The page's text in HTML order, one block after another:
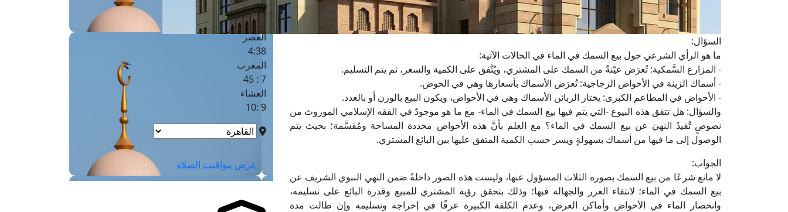
السؤال:
ما هو الرأي الشرعي حول بيع السمك في الماء في الحالات الآتية:
- المزارع السَّمكية: تُعرَض عيّنةٌ من السمك على المشتري، ويُتَّفق على الكمية والسعر، ثم يتم التسليم.
- أسماك الزينة في الأحواض الزجاجية: تُعرَض الأسماك بأسعارها وهي في الحوض.
- الأحواض في المطاعم الكبرى: يختار الزبائن الأسماك وهي في الأحواض، ويكون البيع بالوزن أو بالعدد.
والسؤال: هل تتفق هذه البيوع -التي يتم فيها بيع السمك في الماء- مع ما هو موجودٌ في الفقه الإسلامي الموروث من
نصوصٍ تُفيدُ النهيَ عن بيع السمك في الماء؟ مع العلم بأنَّ هذه الأحواض محددة المساحة ومُقسَّمة؛ بحيث يتم
الوصول إلى ما فيها من أسماك بسهولةٍ ويسر حسب الكمية المتفق عليها بين البائع المشتري.
الجواب:
لا مانع شرعًا من بيع السمك بصوره الثلاث المسؤول عنها، وليست هذه الصور داخلةً ضمن النهي النبوي الشريف عن
بيع السمك في الماء؛ لانتفاء الغرر والجهالة فيها؛ وذلك بتحقق رؤية المشتري للمبيع وقدرة البائع على تسليمه،
وانحصار الماء في الأحواض وأماكن العرض، وعدم الكلفة الكبيرة عرفًا في إخراجه وتسليمه وإن طالت مدة
الظهر
العصر
4:38
المغرب
7 : 45
العشاء
9 :10
عرض مواقيت الصلاة